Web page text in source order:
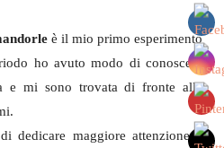
è il mio primo esperimento
ho avuto modo di conoscere
e mi sono trovata di fronte alla
dedicare maggiore attenzione a